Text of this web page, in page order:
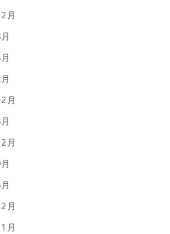
月
月
月
月
月